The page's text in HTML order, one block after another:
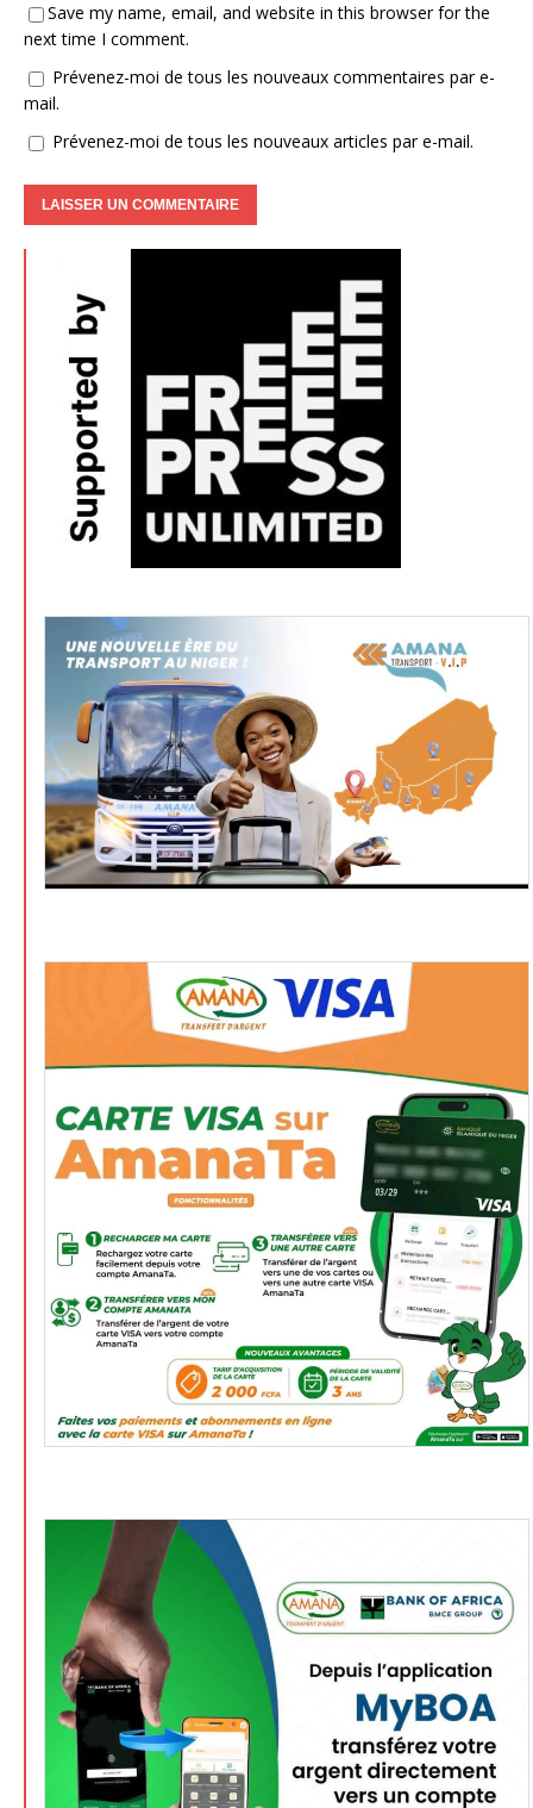
Save my name, email, and website in this browser for the
next time I comment.
Prévenez-moi de tous les nouveaux commentaires par e-
mail.
Prévenez-moi de tous les nouveaux articles par e-mail.